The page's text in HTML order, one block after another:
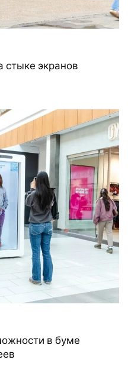
стыке экранов
в буме